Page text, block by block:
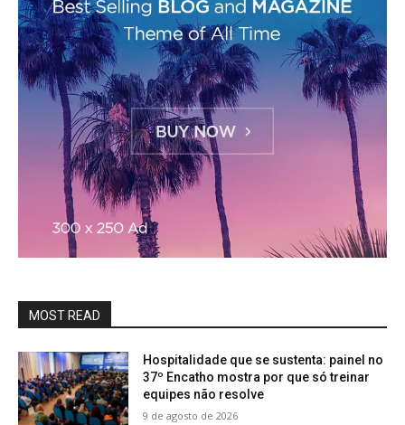
MOST READ
Hospitalidade que se sustenta: painel no
37º Encatho mostra por que só treinar
equipes não resolve
9 de agosto de 2026